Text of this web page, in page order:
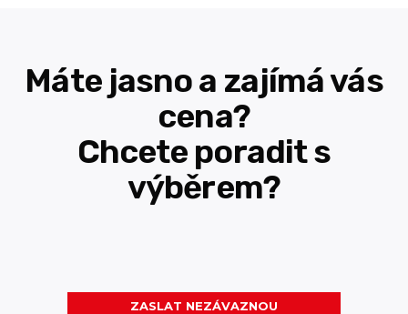
Máte jasno a zajímá vás
cena?
Chcete poradit s
výběrem?
ZASLAT NEZÁVAZNOU